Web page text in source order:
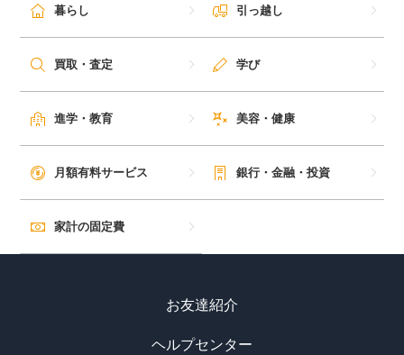
ポイ活お得情報
お友達紹介
カード比較
毎日ゲット
特集一覧
月額有料サービス
銀行・金融・投資
家計の固定費
暮らし 引っ越し
買取・査定 学び
進学・教育 美容・健康
月額有料サービス 銀行・金融・投資
家計の固定費
お友達紹介
ヘルプセンター